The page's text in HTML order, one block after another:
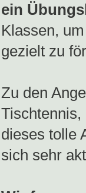
ein
Klassen,
gezielt zu
Zu den
dieses tolle
sich sehr